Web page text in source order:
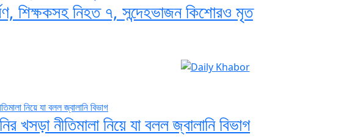
শিক্ষকসহ নিহত ৭, সন্দেহভাজন কিশোরও মৃত
খসড়া নীতিমালা নিয়ে যা বলল জ্বালানি বিভাগ